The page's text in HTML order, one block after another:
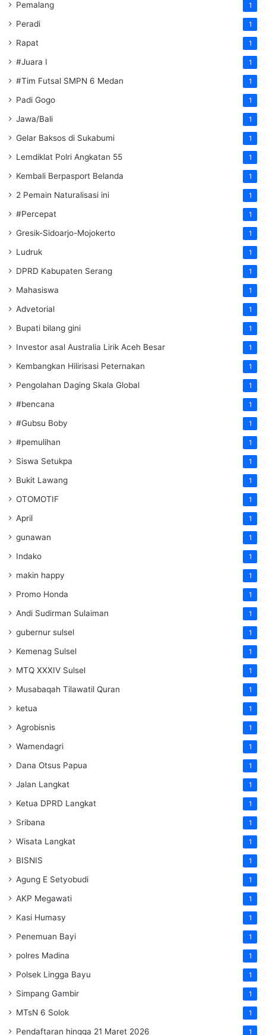
Pemalang 1
Peradi 1
Rapat 1
#Juara I 1
#Tim Futsal SMPN 6 Medan 1
Padi Gogo 1
Jawa/Bali 1
Gelar Baksos di Sukabumi 1
Lemdiklat Polri Angkatan 55 1
Kembali Berpasport Belanda 1
2 Pemain Naturalisasi ini 1
#Percepat 1
Gresik-Sidoarjo-Mojokerto 1
Ludruk 1
DPRD Kabupaten Serang 1
Mahasiswa 1
Advetorial 1
Bupati bilang gini 1
Investor asal Australia Lirik Aceh Besar 1
Kembangkan Hilirisasi Peternakan 1
Pengolahan Daging Skala Global 1
#bencana 1
#Gubsu Boby 1
#pemulihan 1
Siswa Setukpa 1
Bukit Lawang 1
OTOMOTIF 1
April 1
gunawan 1
Indako 1
makin happy 1
Promo Honda 1
Andi Sudirman Sulaiman 1
gubernur sulsel 1
Kemenag Sulsel 1
MTQ XXXIV Sulsel 1
Musabaqah Tilawatil Quran 1
ketua 1
Agrobisnis 1
Wamendagri 1
Dana Otsus Papua 1
Jalan Langkat 1
Ketua DPRD Langkat 1
Sribana 1
Wisata Langkat 1
BISNIS 1
Agung E Setyobudi 1
AKP Megawati 1
Kasi Humasy 1
Penemuan Bayi 1
polres Madina 1
Polsek Lingga Bayu 1
Simpang Gambir 1
MTsN 6 Solok 1
Pendaftaran hingga 21 Maret 2026 1